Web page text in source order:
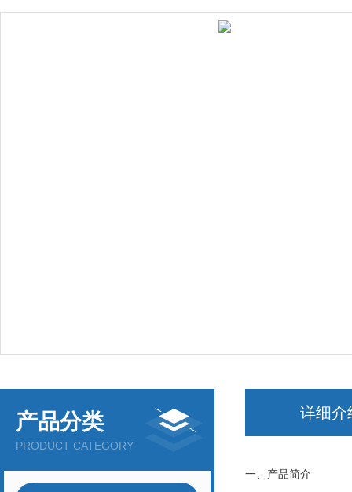
产品分类
PRODUCT CATEGORY
详细介
一、产品简介